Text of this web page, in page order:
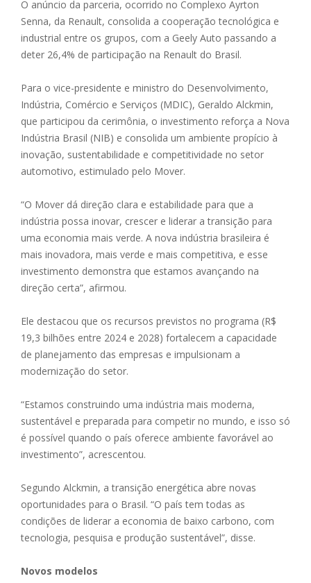
O anúncio da parceria, ocorrido no Complexo Ayrton
Senna, da Renault, consolida a cooperação tecnológica e
industrial entre os grupos, com a Geely Auto passando a
deter 26,4% de participação na Renault do Brasil.
Para o vice-presidente e ministro do Desenvolvimento,
Indústria, Comércio e Serviços (MDIC), Geraldo Alckmin,
que participou da cerimônia, o investimento reforça a Nova
Indústria Brasil (NIB) e consolida um ambiente propício à
inovação, sustentabilidade e competitividade no setor
automotivo, estimulado pelo Mover.
“O Mover dá direção clara e estabilidade para que a
indústria possa inovar, crescer e liderar a transição para
uma economia mais verde. A nova indústria brasileira é
mais inovadora, mais verde e mais competitiva, e esse
investimento demonstra que estamos avançando na
direção certa”, afirmou.
Ele destacou que os recursos previstos no programa (R$
19,3 bilhões entre 2024 e 2028) fortalecem a capacidade
de planejamento das empresas e impulsionam a
modernização do setor.
“Estamos construindo uma indústria mais moderna,
sustentável e preparada para competir no mundo, e isso só
é possível quando o país oferece ambiente favorável ao
investimento”, acrescentou.
Segundo Alckmin, a transição energética abre novas
oportunidades para o Brasil. “O país tem todas as
condições de liderar a economia de baixo carbono, com
tecnologia, pesquisa e produção sustentável”, disse.
Novos modelos